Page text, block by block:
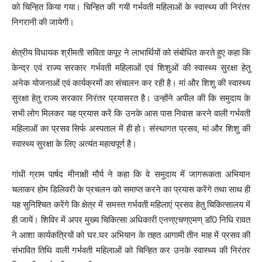
को चिन्हित किया गया। चिन्हित की गयी गर्भवती महिलाओं के स्वास्थ्य की निरंतर
निगरानी की जायेगी।
क्षेत्रीय विधायक श्रीमती सविता कपूर ने लाभार्थियों को संबोधित करते हुए कहा कि
केन्द्र एवं राज्य सरकार गर्भवती महिलाओं एवं शिशुओं की स्वास्थ्य सुरक्षा हेतु
अनेक योजनाओं एवं कार्यक्रमों का संचालन कर रही है। मां और शिशु की स्वास्थ्य
सुरक्षा हेतु राज्य सरकार निरंतर प्रयासरत है। उन्होंने अपील की कि समुदाय के
सभी लोग मिलकर यह प्रयास करें कि उनके आस पास निवास करने वाली गर्भवती
महिलाओं का प्रसव सिर्फ अस्पताल में ही हो। संस्थागत प्रसव, मां और शिशु की
स्वास्थ्य सुरक्षा के लिए अत्यंत महत्वपूर्ण है।
गांधी ग्राम पार्षद मीनाक्षी मौर्य ने कहा कि वे समुदाय में जागरूकता अभियान
चलाकर होम डिलिवरी के प्रचलन को समाप्त करने का प्रयास करेंगे तथा साथ ही
यह सुनिश्चित करेंगे कि क्षेत्र में समस्त गर्भवती महिलाएं प्रसव हेतु चिकित्सालय में
ही जायें। शिविर में अपर मुख्य चिकित्सा अधिकारी एनण्एचण्एमण् डॉ0 निधि रावत
ने आशा कार्यकत्रियों को घर.घर अभियान के तहत आगामी तीन माह में प्रसव की
संभावित तिथि वाली गर्भवती महिलाओं को चिन्हित कर उनके स्वास्थ्य की निरंतर